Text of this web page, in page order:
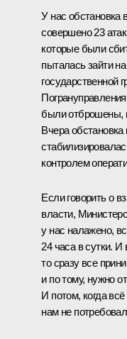
У нас обстановка
совершено 23
которые были
пыталась зайти
государственной
были отброшены,
Вчера обстановка
контролем
Если говорить о
власти,
у нас налажено,
24 часа в сутки. И
то сразу все
и по тому, нужно
И потом, когда
нам не